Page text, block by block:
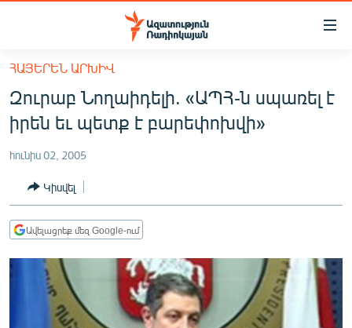
Մատչելիության
հիմնական
բովանդակությանը
Անցնել
հիմնական
մենյուին
ՀԱՅԱՍՏԱՆ
ՔԱՂԱՔԱԿԱՆ
ԸՆՏՐՈՒԹՅՈՒՆՆԵՐ 2026
ԻՐԱՎՈՒՆՔ
ՀԱՍԱՐԱԿՈՒԹՅՈՒՆ
ՂԱՐԱԲԱՂ
ՊԱՏԵՐԱԶՄԻ 6 ՇԱԲԱԹՆԵՐԸ
ՀԱՅԵՐԵՆ ԱՐԽԻՎ
Զուրաբ Նողաիդելի. «ԱՊՀ-ն սպառել է
իրեն եւ պետք է բարեփոխվի»
հունիս 02, 2005
Կիսվել
Ավելացրեք մեզ Google-ում